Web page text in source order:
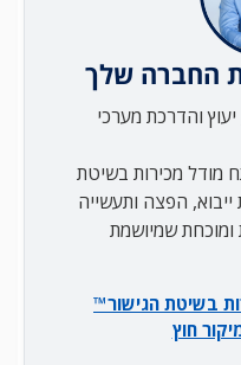
החברה שלך
יעוץ והדרכת מערכי
מודל מכירות בשיטת
הפצה ותעשייה
ומוכחת שמיושמת
בשיטת הגישור™
חוץ